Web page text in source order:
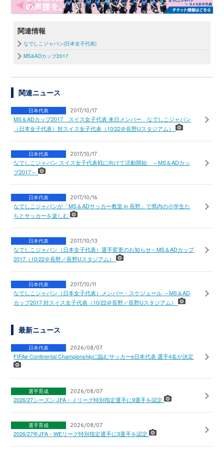
関連情報
なでしこジャパン(日本女子代表)
MS&ADカップ2017
関連ニュース
日本代表 2017/10/17
MS＆ADカップ2017 スイス女子代表 来日メンバー なでしこジャパン
（日本女子代表）対スイス女子代表（10/22＠長野Uスタジアム）
日本代表 2017/10/17
なでしこジャパン スイス女子代表戦に向けて活動開始 ～MS＆ADカッ
プ2017～
日本代表 2017/10/16
なでしこジャパンが「MS＆ADサッカー教室 in 長野」で県内の小学生た
ちとサッカーを楽しむ
日本代表 2017/10/13
なでしこジャパン（日本女子代表）選手変更のお知らせ～MS＆ADカップ
2017（10/22＠長野／長野Uスタジアム）
日本代表 2017/10/11
なでしこジャパン（日本女子代表）メンバー・スケジュール ～MS＆AD
カップ2017 対スイス女子代表（10/22＠長野／長野Uスタジアム）
最新ニュース
日本代表 2026/08/07
FIFAe Continental Championshipに臨むサッカーe日本代表 選手4名が決定
選手育成 2026/08/07
2026/27シーズン JFA・Ｊリーグ特別指定選手に9選手を認定
選手育成 2026/08/07
2026/27年JFA・WEリーグ特別指定選手に3選手を認定